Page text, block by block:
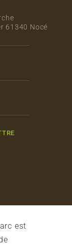
61340 Nocé
est